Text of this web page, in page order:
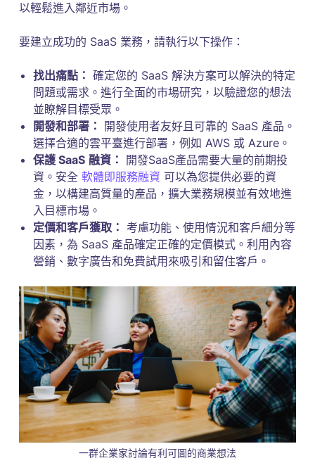
以輕鬆進入鄰近市場。
要建立成功的 SaaS 業務，請執行以下操作：
找出痛點： 確定您的 SaaS 解決方案可以解決的特定
問題或需求。進行全面的市場研究，以驗證您的想法
並瞭解目標受眾。
開發和部署：
開發使用者友好且可靠的 SaaS 產品。
選擇合適的雲平臺進行部署，例如 AWS 或 Azure。
保護 SaaS 融資：
開發SaaS產品需要大量的前期投
資。安全 軟體即服務融資 可以為您提供必要的資
金，以構建高質量的產品，擴大業務規模並有效地進
入目標市場。
定價和客戶獲取： 考慮功能、使用情況和客戶細分等
因素，為 SaaS 產品確定正確的定價模式。利用內容
營銷、數字廣告和免費試用來吸引和留住客戶。
一群企業家討論有利可圖的商業想法